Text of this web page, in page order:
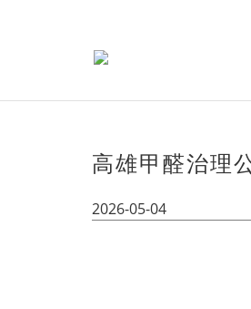
高雄甲醛治理
2026-05-04